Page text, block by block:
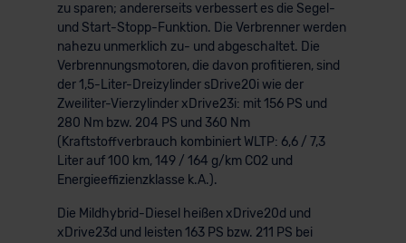
zu sparen; andererseits verbessert es die Segel-
und Start-Stopp-Funktion. Die Verbrenner werden
nahezu unmerklich zu- und abgeschaltet. Die
Verbrennungsmotoren, die davon profitieren, sind
der 1,5-Liter-Dreizylinder sDrive20i wie der
Zweiliter-Vierzylinder xDrive23i: mit 156 PS und
280 Nm bzw. 204 PS und 360 Nm
(Kraftstoffverbrauch kombiniert WLTP: 6,6 / 7,3
Liter auf 100 km, 149 / 164 g/km CO2 und
Energieeffizienzklasse k.A.).
Die Mildhybrid-Diesel heißen xDrive20d und
xDrive23d und leisten 163 PS bzw. 211 PS bei